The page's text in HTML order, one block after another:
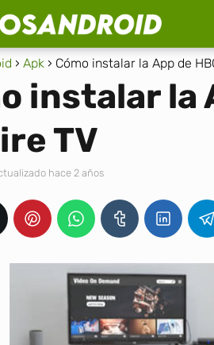
Apk Cómo instalar la App de
instalar la
TV
hace 2 años